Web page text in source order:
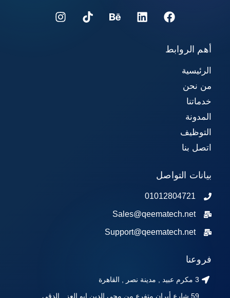
أهم الروابط
الرئيسية
من نحن
خدماتنا
المدونة
التوظيف
اتصل بنا
بيانات التواصل
01012804721
Sales@qeematech.net
Support@qeematech.net
فروعنا
3 مكرم عبيد , مدينة نصر , القاهرة
59 شارع أيران متفرع من محي الدين ابو العز , الدقي ,